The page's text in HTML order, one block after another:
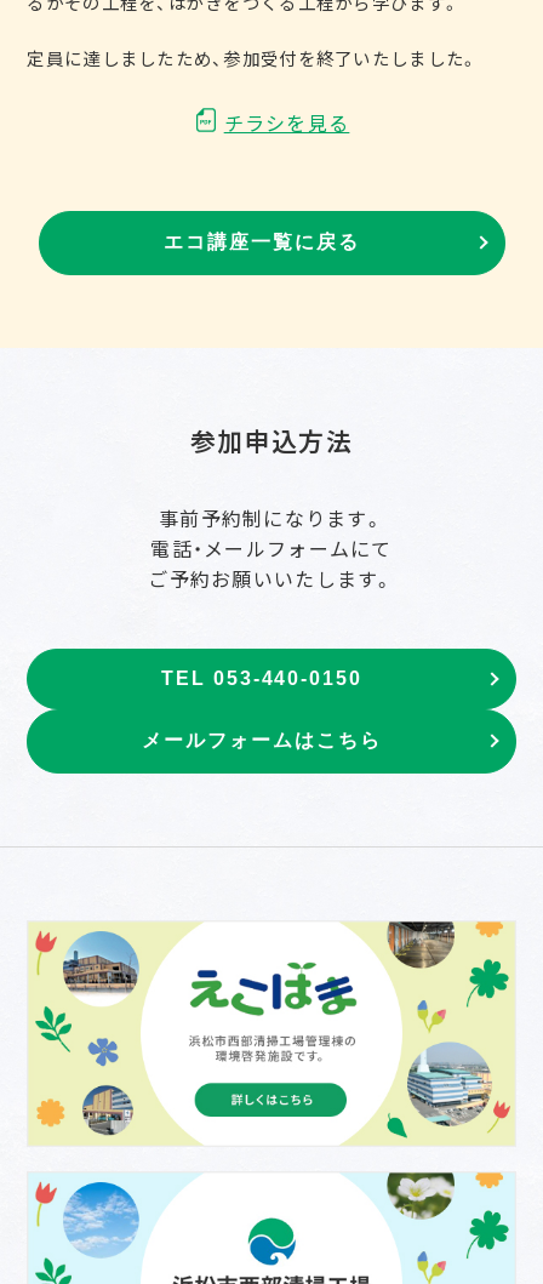
定員に達しましたため、参加受付を終了いたしました。
チラシを見る
エコ講座一覧に戻る
参加申込方法
事前予約制になります。
電話・メールフォームにて
ご予約お願いいたします。
TEL 053-440-0150
メールフォームはこちら